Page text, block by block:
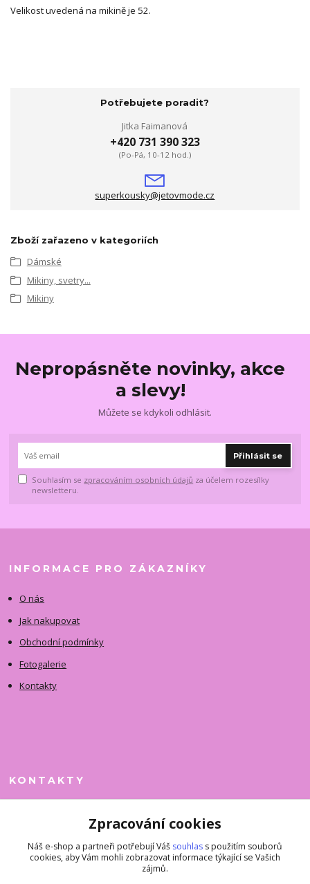
Velikost uvedená na mikině je 52.
Potřebujete poradit?
Jitka Faimanová
+420 731 390 323
(Po-Pá, 10-12 hod.)
superkousky@jetovmode.cz
Zboží zařazeno v kategoriích
Dámské
Mikiny, svetry...
Mikiny
Nepropásněte novinky, akce
a slevy!
Můžete se kdykoli odhlásit.
Přihlásit se
Souhlasím se zpracováním osobních údajů za účelem rozesílky
newsletteru.
INFORMACE PRO ZÁKAZNÍKY
O nás
Jak nakupovat
Obchodní podmínky
Fotogalerie
Kontakty
KONTAKTY
+420 731 390 323
superkousky@jetovmode.cz
Zpracování cookies
Náš e-shop a partneři potřebují Váš souhlas s použitím souborů
cookies, aby Vám mohli zobrazovat informace týkající se Vašich
zájmů.